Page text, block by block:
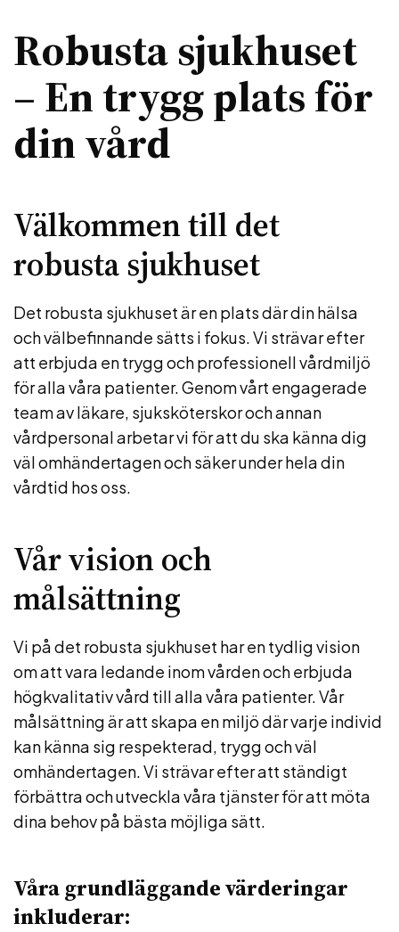
Robusta sjukhuset
– En trygg plats för
din vård
Välkommen till det
robusta sjukhuset
Det robusta sjukhuset är en plats där din hälsa
och välbefinnande sätts i fokus. Vi strävar efter
att erbjuda en trygg och professionell vårdmiljö
för alla våra patienter. Genom vårt engagerade
team av läkare, sjuksköterskor och annan
vårdpersonal arbetar vi för att du ska känna dig
väl omhändertagen och säker under hela din
vårdtid hos oss.
Vår vision och
målsättning
Vi på det robusta sjukhuset har en tydlig vision
om att vara ledande inom vården och erbjuda
högkvalitativ vård till alla våra patienter. Vår
målsättning är att skapa en miljö där varje individ
kan känna sig respekterad, trygg och väl
omhändertagen. Vi strävar efter att ständigt
förbättra och utveckla våra tjänster för att möta
dina behov på bästa möjliga sätt.
Våra grundläggande värderingar
inkluderar: